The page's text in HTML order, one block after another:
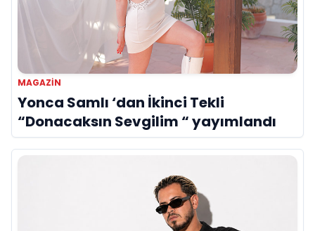
MAGAZIN
Yonca Samlı ‘dan İkinci Tekli
“Donacaksın Sevgilim “ yayımlandı